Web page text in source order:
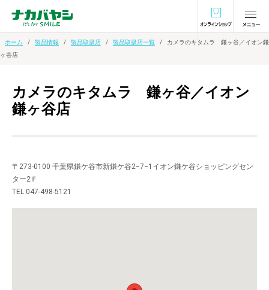
オンラインショ
ホーム 製品情報 製品取扱店 製品取扱店一覧
カメラのキタムラ 鎌ヶ谷／イオン鎌
ヶ谷店
カメラのキタムラ 鎌ヶ谷／イオン
鎌ヶ谷店
〒273-0100 千葉県鎌ケ谷市新鎌ケ谷2−7−1イオン鎌ケ谷ショッピングセン
ター2Ｆ
TEL 047-498-5121